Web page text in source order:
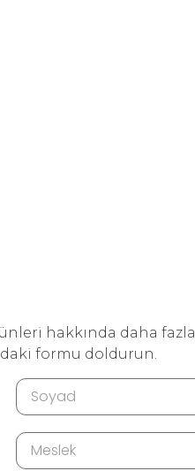
hakkında daha fazla
formu doldurun.